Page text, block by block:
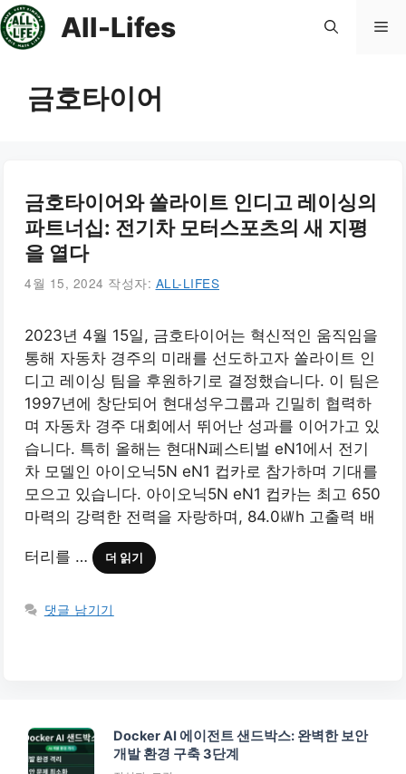
컨
텐
All-Lifes 메
금호타이어
금호타이어와 쏠라이트 인디고 레이싱의
파트너십: 전기차 모터스포츠의 새 지평
을 열다
4월 15, 2024 작성자: ALL-LIFES
2023년 4월 15일, 금호타이어는 혁신적인 움직임을
통해 자동차 경주의 미래를 선도하고자 쏠라이트 인
디고 레이싱 팀을 후원하기로 결정했습니다. 이 팀은
1997년에 창단되어 현대성우그룹과 긴밀히 협력하
며 자동차 경주 대회에서 뛰어난 성과를 이어가고 있
습니다. 특히 올해는 현대N페스티벌 eN1에서 전기
차 모델인 아이오닉5N eN1 컵카로 참가하며 기대를
모으고 있습니다. 아이오닉5N eN1 컵카는 최고 650
마력의 강력한 전력을 자랑하며, 84.0㎾h 고출력 배
터리를 … 더 읽기
댓글 남기기
Docker AI 에이전트 샌드박스: 완벽한 보안
개발 환경 구축 3단계